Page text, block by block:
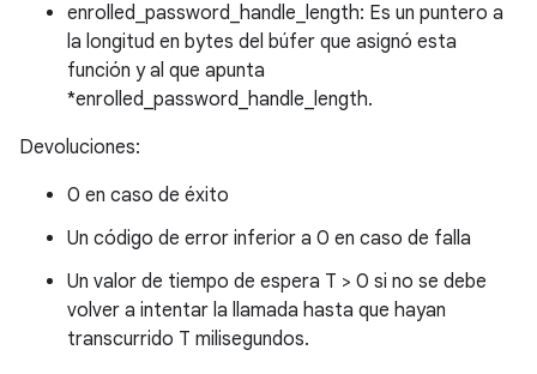
enrolled_password_handle_length: Es un puntero a
la longitud en bytes del búfer que asignó esta
función y al que apunta
*enrolled_password_handle_length.
Devoluciones:
0 en caso de éxito
Un código de error inferior a 0 en caso de falla
Un valor de tiempo de espera T > 0 si no se debe
volver a intentar la llamada hasta que hayan
transcurrido T milisegundos.